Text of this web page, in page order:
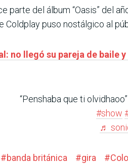
parte del álbum “Oasis” del
puso nostálgico al
no llegó su pareja de baile
“Penshaba que ti
#show
♬
#banda británica #gira #